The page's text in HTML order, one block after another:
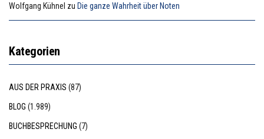
Wolfgang Kühnel zu Die ganze Wahrheit über Noten
Kategorien
AUS DER PRAXIS (87)
BLOG (1.989)
BUCHBESPRECHUNG (7)